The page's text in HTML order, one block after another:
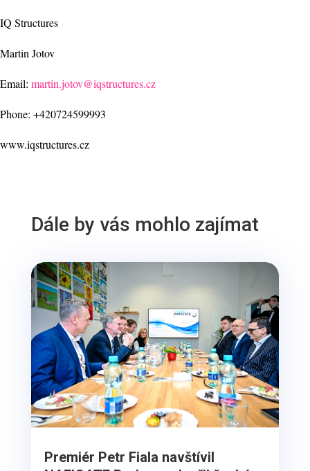
IQ Structures
Martin Jotov
Email: martin.jotov@iqstructures.cz
Phone: +420724599993
www.iqstructures.cz
Dále by vás mohlo zajímat
Premiér Petr Fiala navštívil